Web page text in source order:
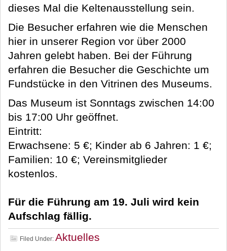
dieses Mal die Keltenausstellung sein.
Die Besucher erfahren wie die Menschen
hier in unserer Region vor über 2000
Jahren gelebt haben. Bei der Führung
erfahren die Besucher die Geschichte um
Fundstücke in den Vitrinen des Museums.
Das Museum ist Sonntags zwischen 14:00
bis 17:00 Uhr geöffnet.
Eintritt:
Erwachsene: 5 €; Kinder ab 6 Jahren: 1 €;
Familien: 10 €; Vereinsmitglieder
kostenlos.
Für die Führung am 19. Juli wird kein
Aufschlag fällig.
Filed Under: Aktuelles